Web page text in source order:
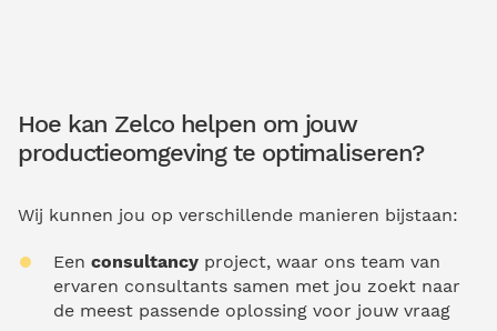
Hoe kan Zelco helpen om jouw
productieomgeving te optimaliseren?
Wij kunnen jou op verschillende manieren bijstaan:
Een consultancy project, waar ons team van
ervaren consultants samen met jou zoekt naar
de meest passende oplossing voor jouw vraag